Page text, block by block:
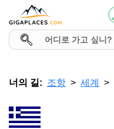
너의 길: 조항 세계